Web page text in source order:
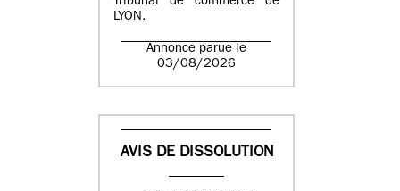
LYON.
Annonce parue le
03/08/2026
AVIS DE DISSOLUTION